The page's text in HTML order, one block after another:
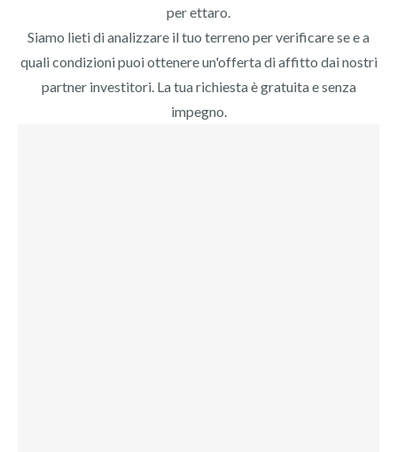
per ettaro.
Siamo lieti di analizzare il tuo terreno per verificare se e a
quali condizioni puoi ottenere un'offerta di affitto dai nostri
partner investitori. La tua richiesta è gratuita e senza
impegno.